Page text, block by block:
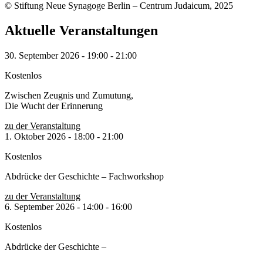
© Stiftung Neue Synagoge Berlin – Centrum Judaicum, 2025
Aktuelle Veranstaltungen
30. September 2026 - 19:00 - 21:00
Kostenlos
Zwischen Zeugnis und Zumutung,
Die Wucht der Erinnerung
zu der Veranstaltung
1. Oktober 2026 - 18:00 - 21:00
Kostenlos
Abdrücke der Geschichte – Fachworkshop
zu der Veranstaltung
6. September 2026 - 14:00 - 16:00
Kostenlos
Abdrücke der Geschichte –